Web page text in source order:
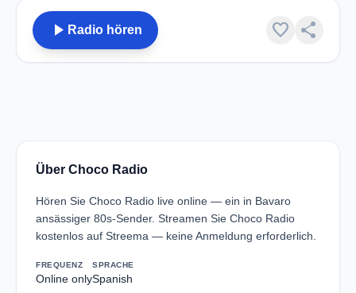
play_arrow Radio hören favorite share
Über Choco Radio
Hören Sie Choco Radio live online — ein in Bavaro
ansässiger 80s-Sender. Streamen Sie Choco Radio
kostenlos auf Streema — keine Anmeldung erforderlich.
FREQUENZ
Online only
SPRACHE
Spanish